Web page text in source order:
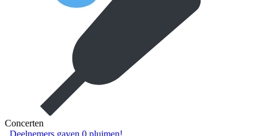
Concerten
Deelnemers gaven 0 pluimen!